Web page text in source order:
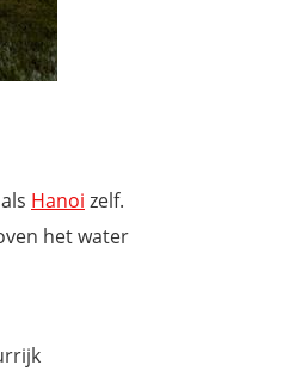
Hanoi zelf.
het water